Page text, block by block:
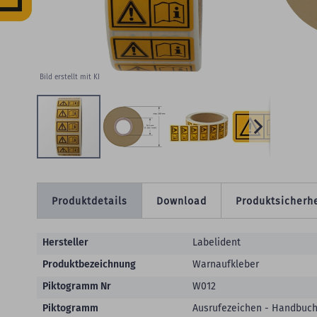
Bild erstellt mit KI
Produktdetails
Produktdetails
Hersteller
Labelident
Produktbezeichnung
Warnaufkleber
Piktogramm Nr
W012
Piktogramm
Ausrufezeichen - Handbuch
Download